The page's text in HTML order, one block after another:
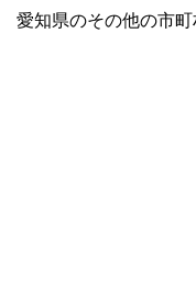
愛知県のその他の市町